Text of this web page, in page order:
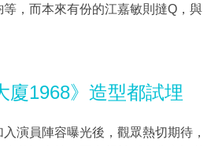
，而本來有份的江嘉敏則撻Q，與
廈1968》造型都試埋
演員陣容曝光後，觀眾熱切期待，